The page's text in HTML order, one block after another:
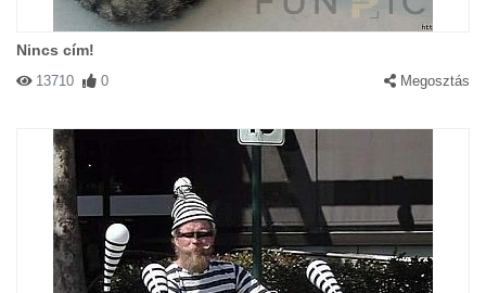
Nincs cím!
13710 0 Megosztás